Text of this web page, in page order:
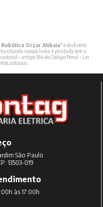
Orçar Atibaia" é de direito
citando nossos links, é proibida sem a
– artigo 184 do Código Penal –
Lei
autorais.
São Paulo
13503-019
às 17:00h